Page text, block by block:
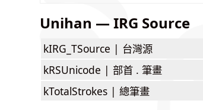
Unihan — IRG Source
kIRG_TSource | 台灣源
kRSUnicode | 部首 . 筆畫
kTotalStrokes | 總筆畫